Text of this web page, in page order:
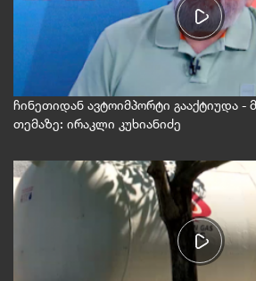
ჩინეთიდან ავტოიმპორტი გააქტიუდა -
თემაზე: ირაკლი კუხიანიძე